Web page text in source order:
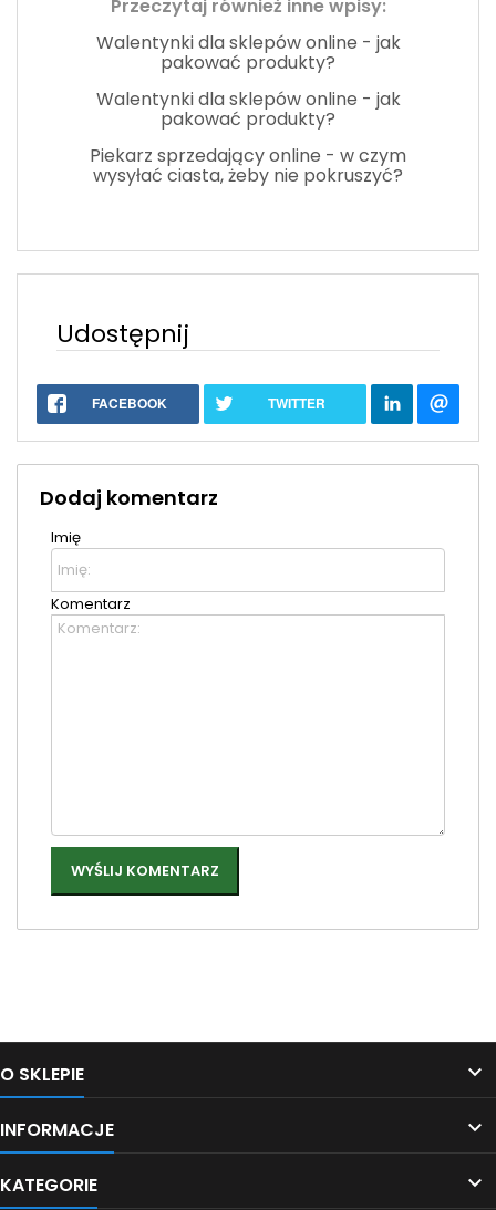
Przeczytaj również inne wpisy:
Walentynki dla sklepów online - jak
pakować produkty?
Walentynki dla sklepów online - jak
pakować produkty?
Piekarz sprzedający online - w czym
wysyłać ciasta, żeby nie pokruszyć?
Udostępnij
FACEBOOK TWITTER
Dodaj komentarz
Imię
Komentarz
O SKLEPIE 
INFORMACJE 
KATEGORIE 